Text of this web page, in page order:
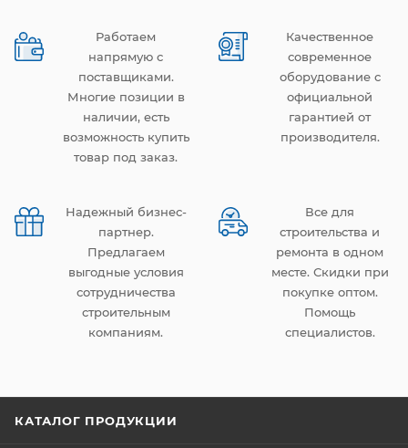
Работаем
напрямую с
поставщиками.
Многие позиции в
наличии, есть
возможность купить
товар под заказ.
Качественное
современное
оборудование с
официальной
гарантией от
производителя.
Надежный бизнес-
партнер.
Предлагаем
выгодные условия
сотрудничества
строительным
компаниям.
Все для
строительства и
ремонта в одном
месте. Скидки при
покупке оптом.
Помощь
специалистов.
КАТАЛОГ ПРОДУКЦИИ